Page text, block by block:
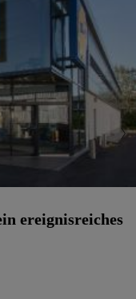
ereignisreiches